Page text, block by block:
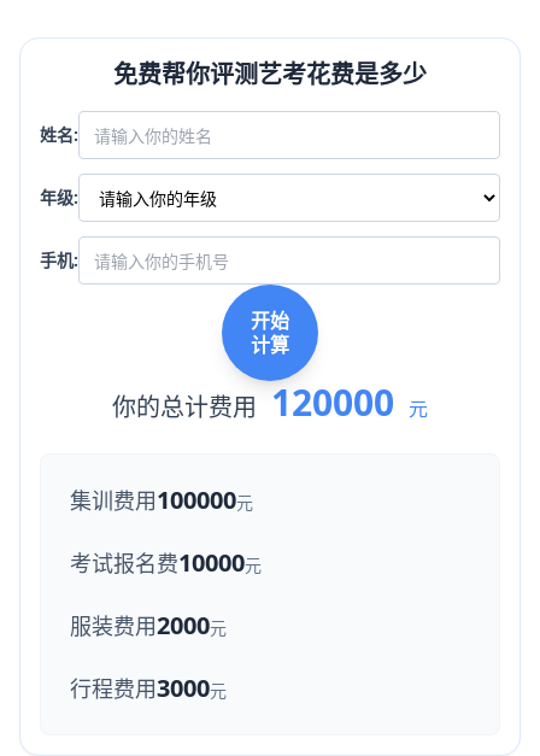
免费帮你评测艺考花费是多少
姓名:
年级:
手机:
开始
计算
你的总计费用 120000 元
集训费用100000元
考试报名费10000元
服装费用2000元
行程费用3000元